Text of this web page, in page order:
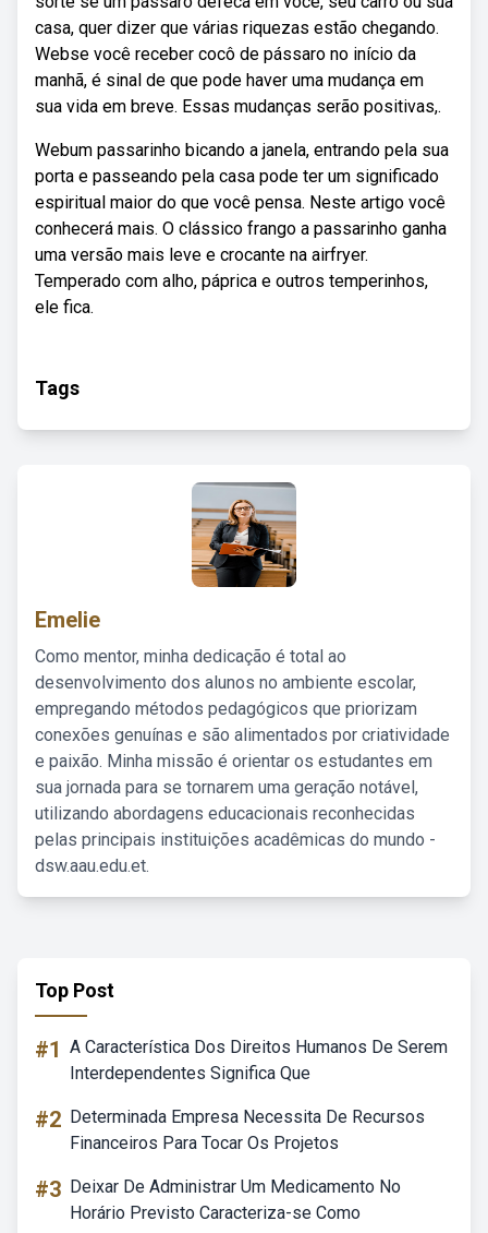
casa, quer dizer que várias riquezas estão chegando.
Webse você receber cocô de pássaro no início da
manhã, é sinal de que pode haver uma mudança em
sua vida em breve. Essas mudanças serão positivas,.
Webum passarinho bicando a janela, entrando pela sua
porta e passeando pela casa pode ter um significado
espiritual maior do que você pensa. Neste artigo você
conhecerá mais. O clássico frango a passarinho ganha
uma versão mais leve e crocante na airfryer.
Temperado com alho, páprica e outros temperinhos,
ele fica.
Tags
Emelie
Como mentor, minha dedicação é total ao
desenvolvimento dos alunos no ambiente escolar,
empregando métodos pedagógicos que priorizam
conexões genuínas e são alimentados por criatividade
e paixão. Minha missão é orientar os estudantes em
sua jornada para se tornarem uma geração notável,
utilizando abordagens educacionais reconhecidas
pelas principais instituições acadêmicas do mundo -
dsw.aau.edu.et.
Top Post
#1 A Característica Dos Direitos Humanos De Serem
Interdependentes Significa Que
#2 Determinada Empresa Necessita De Recursos
Financeiros Para Tocar Os Projetos
#3 Deixar De Administrar Um Medicamento No
Horário Previsto Caracteriza-se Como